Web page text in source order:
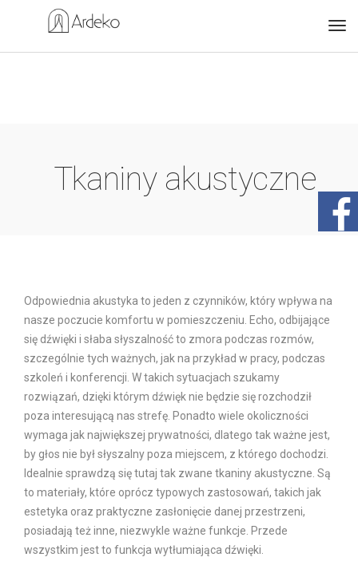
Tkaniny akustyczne
Odpowiednia akustyka to jeden z czynników, który wpływa na
nasze poczucie komfortu w pomieszczeniu. Echo, odbijające
się dźwięki i słaba słyszalność to zmora podczas rozmów,
szczególnie tych ważnych, jak na przykład w pracy, podczas
szkoleń i konferencji. W takich sytuacjach szukamy
rozwiązań, dzięki którym dźwięk nie będzie się rozchodził
poza interesującą nas strefę. Ponadto wiele okoliczności
wymaga jak największej prywatności, dlatego tak ważne jest,
by głos nie był słyszalny poza miejscem, z którego dochodzi.
Idealnie sprawdzą się tutaj tak zwane tkaniny akustyczne. Są
to materiały, które oprócz typowych zastosowań, takich jak
estetyka oraz praktyczne zasłonięcie danej przestrzeni,
posiadają też inne, niezwykle ważne funkcje. Przede
wszystkim jest to funkcja wytłumiająca dźwięki.